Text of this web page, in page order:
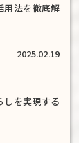
用法を徹底解
2025.02.19
を実現する